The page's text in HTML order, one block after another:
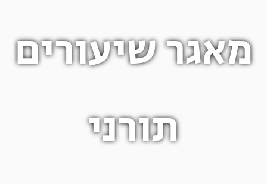
מאגר שיעורים
תורני